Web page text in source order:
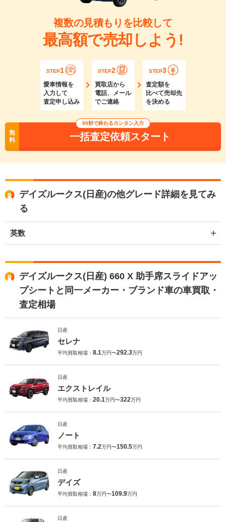
複数の見積もりを比較して
最高額で売却しよう!
STEP1
愛車情報を
入力して
査定申し込み
STEP2
買取店から
電話、メール
でご連絡
STEP3
査定額を
比べて売却先
を決める
無
料
90秒で終わるカンタン入力
一括査定依頼スタート
デイズルークス(日産)の他グレード詳細を見てみ
る
英数
デイズルークス(日産) 660 X 助手席スライドアッ
プシートと同一メーカー・ブランド車の車買取・
査定相場
日産
セレナ
平均買取相場： 8.1万円〜292.3万円
日産
エクストレイル
平均買取相場： 20.1万円〜322万円
日産
ノート
平均買取相場： 7.2万円〜150.5万円
日産
デイズ
平均買取相場： 8万円〜109.9万円
日産